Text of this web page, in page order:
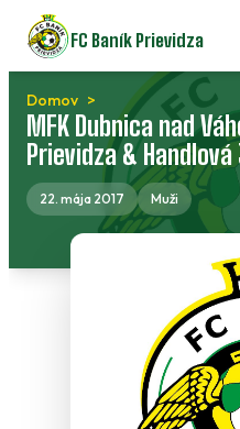
Preskočiť
na
obsah
FC Baník Prievidza
Domov
MFK Dubnica nad
Prievidza &
22. mája 2017 Muži